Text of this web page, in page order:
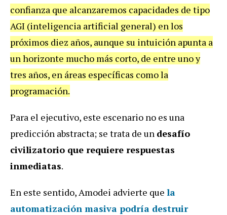
confianza que alcanzaremos capacidades de tipo
AGI (inteligencia artificial general) en los
próximos diez años, aunque su intuición apunta a
un horizonte mucho más corto, de entre uno y
tres años, en áreas específicas como la
programación.
Para el ejecutivo, este escenario no es una
predicción abstracta; se trata de un desafío
civilizatorio que requiere respuestas
inmediatas.
En este sentido, Amodei advierte que la
automatización masiva podría destruir